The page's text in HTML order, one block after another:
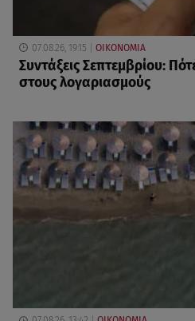
07.08.26, 19:15 ΟΙΚΟΝΟΜΙΑ
Συντάξεις Σεπτεμβρίου:
στους λογαριασμούς